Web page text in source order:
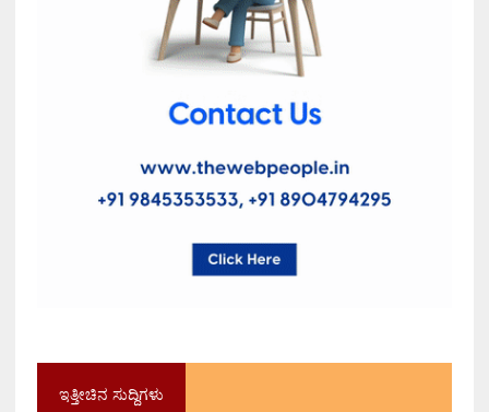
ಇತ್ತೀಚಿನ ಸುದ್ದಿಗಳು